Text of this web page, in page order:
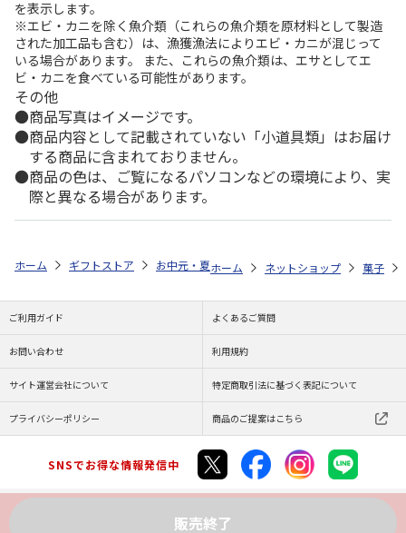
を表示します。
※エビ・カニを除く魚介類（これらの魚介類を原材料として製造
された加工品も含む）は、漁獲漁法によりエビ・カニが混じって
いる場合があります。 また、これらの魚介類は、エサとしてエ
ビ・カニを食べている可能性があります。
その他
商品写真はイメージです。
商品内容として記載されていない「小道具類」はお届け
する商品に含まれておりません。
商品の色は、ご覧になるパソコンなどの環境により、実
際と異なる場合があります。
販売終了
ホーム ギフトストア お中元・夏ギフト特集 2026 ゆうゆうギフト
ホーム ネットショップ 菓子
ご利用ガイド よくあるご質問
お問い合わせ 利用規約
サイト運営会社について 特定商取引法に基づく表記について
プライバシーポリシー 商品のご提案はこちら
SNSでお得な情報発信中